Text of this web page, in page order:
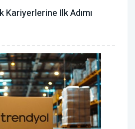
Kariyerlerine Ilk Adımı